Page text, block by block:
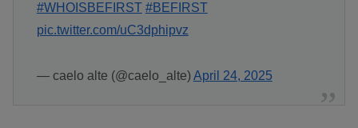
#WHOISBEFIRST #BEFIRST
pic.twitter.com/uC3dphipvz
— caelo alte (@caelo_alte)April 24, 2025